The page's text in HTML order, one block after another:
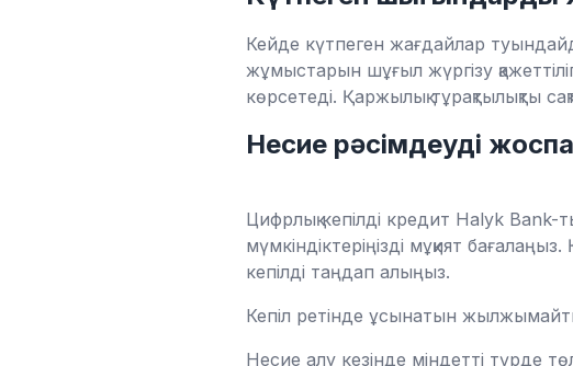
Кейде күтпеген жағдайлар
жұмыстарын шұғыл жүргізу
көрсетеді. Қаржылық тұрақтылықты
Несие рәсімдеуді
Цифрлық кепілді кредит Halyk Bank-
мүмкіндіктеріңізді мұқият
кепілді таңдап алыңыз.
Кепіл ретінде ұсынатын
Несие алу кезінде міндетті түрде